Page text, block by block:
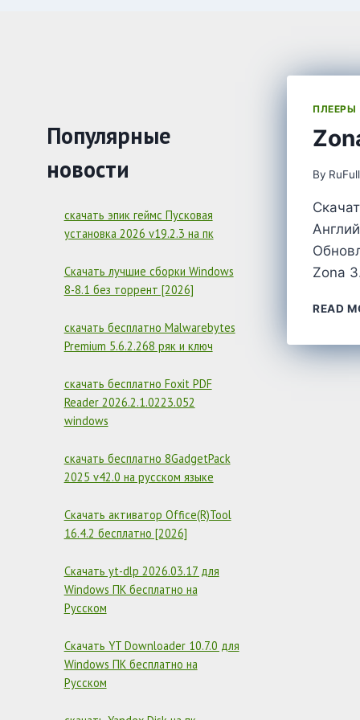
ПЛЕЕРЫ
By RuFull
Zona
READ
Популярные
новости
скачать эпик геймс Пусковая
установка 2026 v19.2.3 на пк
Скачать лучшие сборки Windows
8-8.1 без торрент [2026]
скачать бесплатно Malwarebytes
Premium 5.6.2.268 ряк и ключ
скачать бесплатно Foxit PDF
Reader 2026.2.1.0223.052
windows
скачать бесплатно 8GadgetPack
2025 v42.0 на русском языке
Скачать активатор Office(R)Tool
16.4.2 бесплатно [2026]
Скачать yt-dlp 2026.03.17 для
Windows ПК бесплатно на
Русском
Скачать YT Downloader 10.7.0 для
Windows ПК бесплатно на
Русском